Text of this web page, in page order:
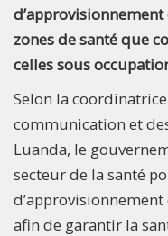
zones de santé que
celles sous
Selon la
communication et
Luanda, le
secteur de la santé
afin de garantir la